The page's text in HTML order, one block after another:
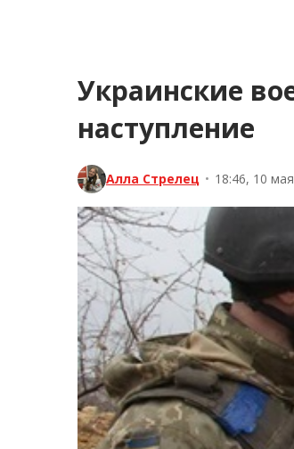
Украинские
наступление
Алла Стрелец • 18:46, 10